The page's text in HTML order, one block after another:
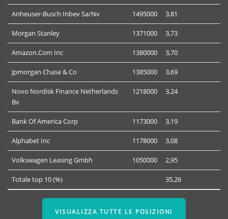
Anheuser-Busch Inbev Sa/Nv 1495000 3,81
Morgan Stanley 1371000 3,73
Amazon.Com Inc 1380000 3,70
Jpmorgan Chase & Co 1385000 3,69
Novo Nordisk Finance Netherlands
Bv
1218000 3,24
Bank Of America Corp 1173000 3,19
Alphabet Inc 1178000 3,08
Volkswagen Leasing Gmbh 1050000 2,95
Totale top 10 (%) 35,26
VISUALIZZA TUTTE LE POSIZIONI